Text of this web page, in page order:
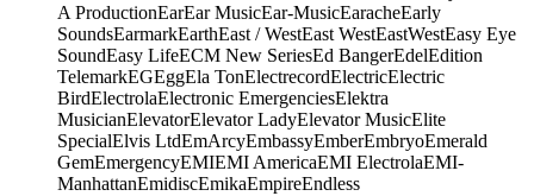
A ProductionEarEar MusicEar-MusicEaracheEarly
SoundsEarmarkEarthEast / WestEast WestEastWestEasy Eye
SoundEasy LifeECM New SeriesEd BangerEdelEdition
TelemarkEGEggEla TonElectrecordElectricElectric
BirdElectrolaElectronic EmergenciesElektra
MusicianElevatorElevator LadyElevator MusicElite
SpecialElvis LtdEmArcyEmbassyEmberEmbryoEmerald
GemEmergencyEMIEMI AmericaEMI ElectrolaEMI-
ManhattanEmidiscEmikaEmpireEndless